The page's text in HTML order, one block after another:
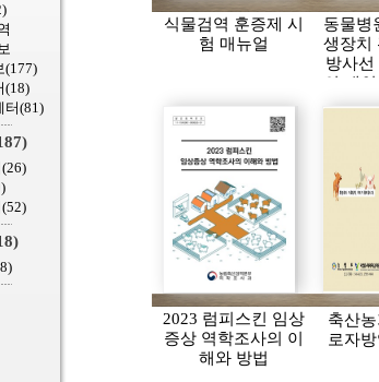
(177)
(18)
터(81)
(26)
(52)
식물검역 훈증제 시
험 매뉴얼
동물병
생장치
방사선
의 개
2023 럼피스킨 임상
증상 역학조사의 이
해와 방법
축산
로자